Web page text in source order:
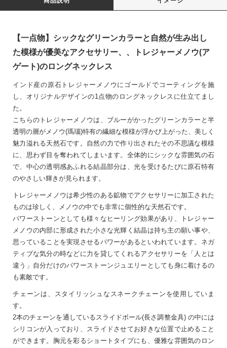
【一点物】シックなグリーンカラーと自然が生み出し
た模様が優美なアクセサリー、、トレジャーメノウ(ア
ゲート)のロングネックレス
インド産の原石トレジャーメノウにゴールドでコーティングを施
し、オリジナルデザインの1点物のロングネックレスに仕立てまし
た。
こちらのトレジャーメノウは、ブルーがかったグリーンカラーと半
透明の層がメノウ(瑪瑙)特有の繊細な模様が浮かび上がった、美しく
魅力溢れる天然石です。自然の力で作り出されたその不思議な模様
に、思わず目を奪われてしまいます。全体的にシックな雰囲気の石
で、中心の透明感あふれる結晶部分は、光を受けるたびに原石特有
のやさしい輝きが見られます。
トレジャーメノウは希少性のある鉱物でアクセサリーに加工された
ものは珍しく、メノウの中でも非常に個性的な天然石です。
パワーストーンとしても様々なヒーリング効果があり、トレジャー
メノウの内部に形成された小さな光輝く結晶は持ち主の願い事や、
思っていることを実現させるパワーがあるといわれています。ネガ
ティブな気分の時などに力を貸してくれるアクセサリーを「人とは
違う」自分だけのパワーストーンジュエリーとしても身に着けるの
も素敵です。
チェーンは、スタイリッシュなスネークチェーンを使用していま
す。
2本のチェーンを通しているスライドボール(長さ調整金具) の中には
シリコンが入っており、スライドさせてお好きな位置で止めること
ができます。胸元を彩るショートタイプにも、優雅な雰囲気のロン